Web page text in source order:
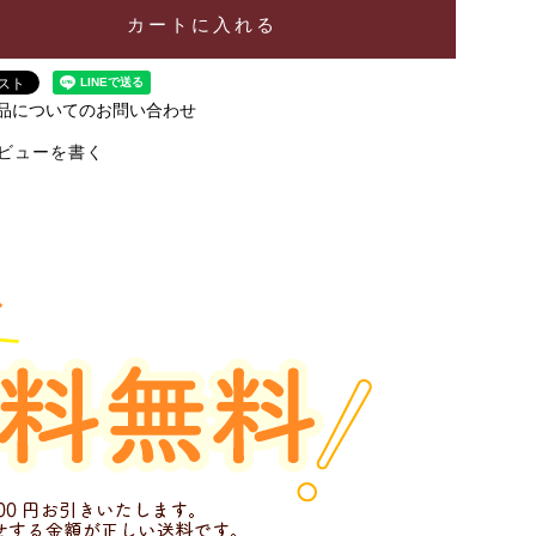
カートに入れる
についてのお問い合わせ
ューを書く